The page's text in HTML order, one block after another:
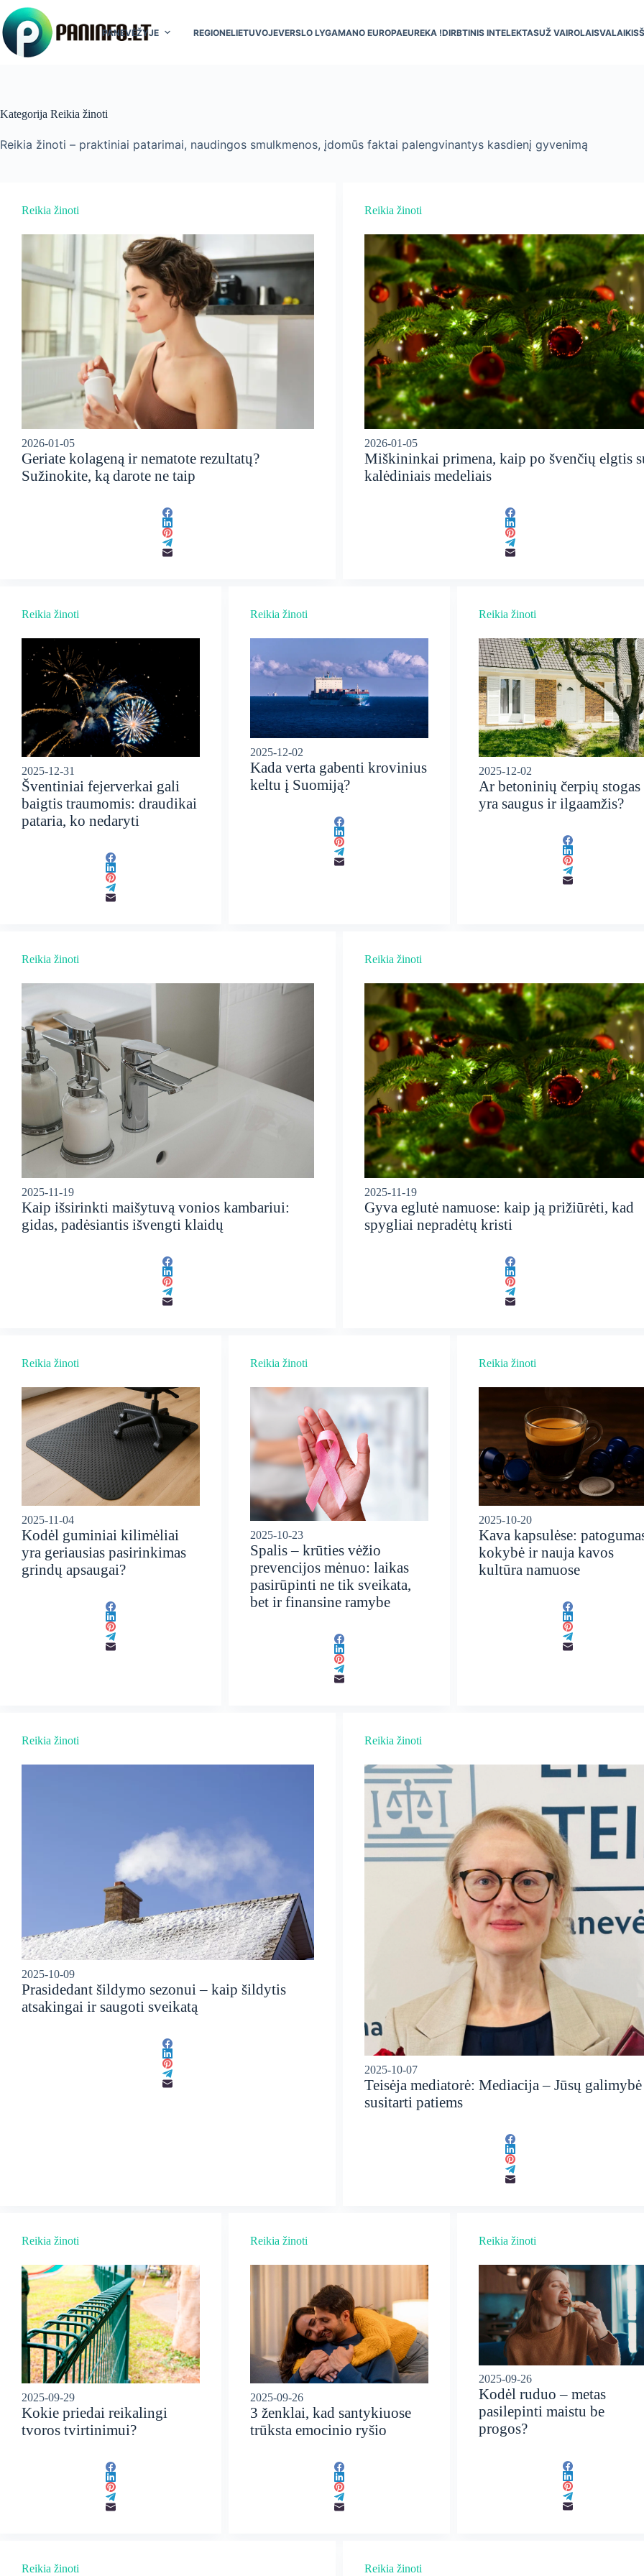
Skip
to
content
PANEVĖŽYJE REGIONELIETUVOJEVERSLO LYGAMANO EUROPAEUREKA !DIRBTINIS INTELEKTASUŽ VAIROLAISVALAIKIS
Kategorija Reikia žinoti
Reikia žinoti – praktiniai patarimai, naudingos smulkmenos, įdomūs faktai palengvinantys kasdienį gyvenimą
Reikia žinoti
2026-01-05
Geriate kolageną ir nematote rezultatų?
Sužinokite, ką darote ne taip
Reikia žinoti
2026-01-05
Miškininkai primena, kaip po švenčių elgtis
kalėdiniais medeliais
Reikia žinoti
2025-12-31
Šventiniai fejerverkai gali
baigtis traumomis: draudikai
pataria, ko nedaryti
Reikia žinoti
2025-12-02
Kada verta gabenti krovinius
keltu į Suomiją?
Reikia žinoti
2025-12-02
Ar betoninių čerpių stogas
yra saugus ir ilgaamžis?
Reikia žinoti
2025-11-19
Kaip išsirinkti maišytuvą vonios kambariui:
gidas, padėsiantis išvengti klaidų
Reikia žinoti
2025-11-19
Gyva eglutė namuose: kaip ją prižiūrėti, kad
spygliai nepradėtų kristi
Reikia žinoti
2025-11-04
Kodėl guminiai kilimėliai
yra geriausias pasirinkimas
grindų apsaugai?
Reikia žinoti
2025-10-23
Spalis – krūties vėžio
prevencijos mėnuo: laikas
pasirūpinti ne tik sveikata,
bet ir finansine ramybe
Reikia žinoti
2025-10-20
Kava kapsulėse:
kokybė ir nauja kavos
kultūra namuose
Reikia žinoti
2025-10-09
Prasidedant šildymo sezonui – kaip šildytis
atsakingai ir saugoti sveikatą
Reikia žinoti
2025-10-07
Teisėja mediatorė: Mediacija – Jūsų galimybė
susitarti patiems
Reikia žinoti
2025-09-29
Kokie priedai reikalingi
tvoros tvirtinimui?
Reikia žinoti
2025-09-26
3 ženklai, kad santykiuose
trūksta emocinio ryšio
Reikia žinoti
2025-09-26
Kodėl ruduo – metas
pasilepinti maistu be
progos?
Reikia žinoti Reikia žinoti